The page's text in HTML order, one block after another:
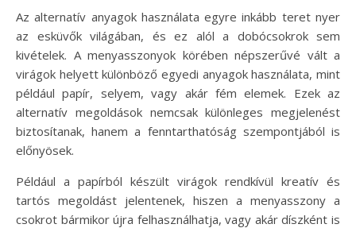
Az alternatív anyagok használata egyre inkább teret nyer
az esküvők világában, és ez alól a dobócsokrok sem
kivételek. A menyasszonyok körében népszerűvé vált a
virágok helyett különböző egyedi anyagok használata, mint
például papír, selyem, vagy akár fém elemek. Ezek az
alternatív megoldások nemcsak különleges megjelenést
biztosítanak, hanem a fenntarthatóság szempontjából is
előnyösek.
Például a papírból készült virágok rendkívül kreatív és
tartós megoldást jelentenek, hiszen a menyasszony a
csokrot bármikor újra felhasználhatja, vagy akár díszként is